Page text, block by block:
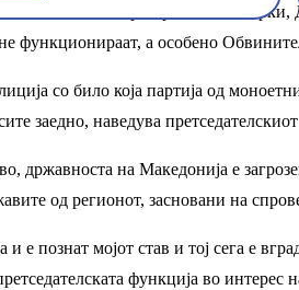
на Закон за рестриктивни
функционираат, а особено
со било која партија од
заедно, наведува
на Македонија е
од регионот, засновани на
и е познат мојот став и тој сега е
функција во